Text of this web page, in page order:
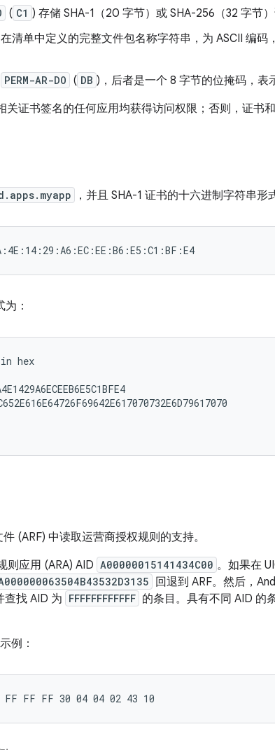
( C1 ) 存储 SHA-1（20 字节）或 SHA-256（32 字节）
清单中定义的完整文件包名称字符串，为 ASCII 编码
PERM-AR-DO ( DB )，后者是一个 8 字节的位掩码，表
关证书签名的任何应用均获得访问权限；否则，证书
，并且 SHA-1 证书的十六进制字符串形
：
hex
(ARF) 中读取运营商授权规则的支持。
则应用 (ARA) AID A00000015141434C00 。如果在
回退到 ARF。然后，
查找 AID 为 FFFFFFFFFFFF 的条目。具有不同 AID 的
例：